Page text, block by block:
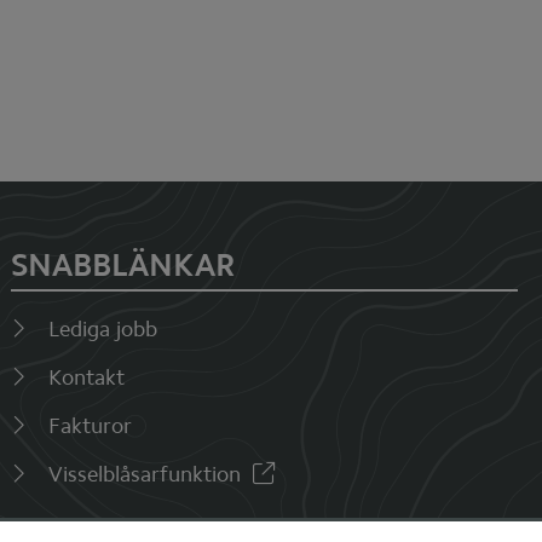
SNABBLÄNKAR
Lediga jobb
Kontakt
Fakturor
Visselblåsarfunktion